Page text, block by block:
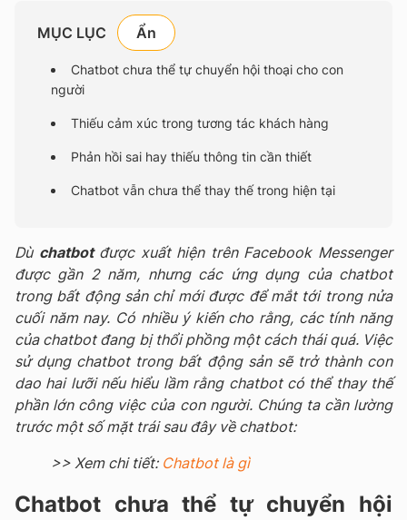
MỤC LỤC
Chatbot chưa thể tự chuyển hội thoại cho con
người
Thiếu cảm xúc trong tương tác khách hàng
Phản hồi sai hay thiếu thông tin cần thiết
Chatbot vẫn chưa thể thay thế trong hiện tại
Dù chatbotđược xuất hiện trên Facebook Messenger
được gần 2 năm, nhưng các ứng dụng của chatbot
trong bất động sản chỉ mới được để mắt tới trong nửa
cuối năm nay. Có nhiều ý kiến cho rằng, các tính năng
của chatbot đang bị thổi phồng một cách thái quá. Việc
sử dụng chatbot trong bất động sản sẽ trở thành con
dao hai lưỡi nếu hiểu lầm rằng chatbot có thể thay thế
phần lớn công việc của con người. Chúng ta cần lường
trước một số mặt trái sau đây về chatbot:
>> Xem chi tiết: Chatbot là gì
Chatbot chưa thể tự chuyển hội